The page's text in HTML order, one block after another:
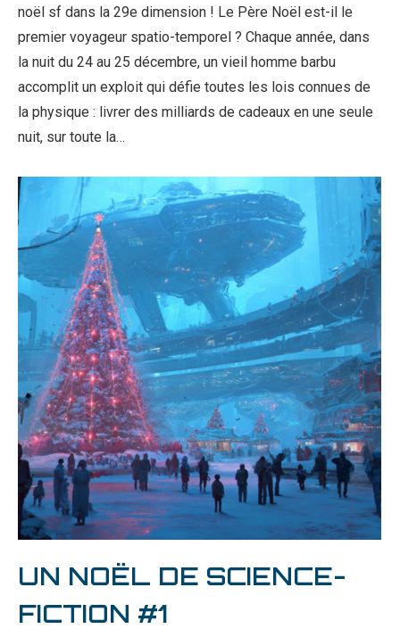
noël sf dans la 29e dimension ! Le Père Noël est-il le
premier voyageur spatio-temporel ? Chaque année, dans
la nuit du 24 au 25 décembre, un vieil homme barbu
accomplit un exploit qui défie toutes les lois connues de
la physique : livrer des milliards de cadeaux en une seule
nuit, sur toute la…
UN NOËL DE SCIENCE-
FICTION #1